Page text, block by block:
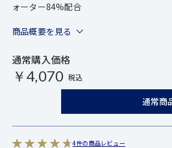
ォーター84%配合
商品概要を見る
通常購入価格
￥4,070 税込
通常商
4件の商品レビュー